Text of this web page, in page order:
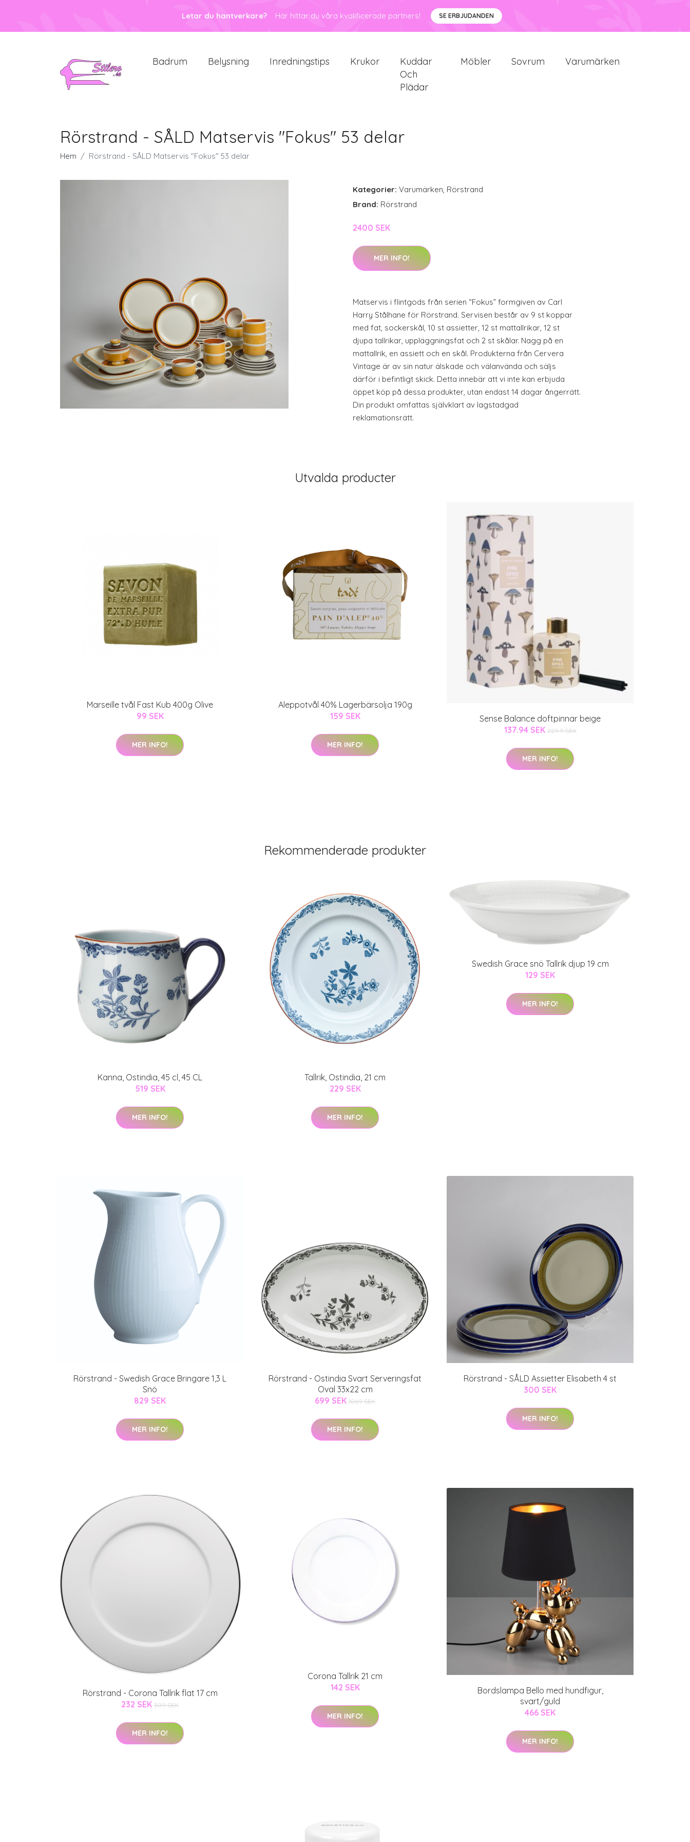
Letar du hantverkare? Här hittar du våra kvalificerade partners! SE ERBJUDANDEN
Badrum Belysning Inredningstips Krukor
Kuddar
Och
Plädar
Möbler Sovrum Varumärken
Rörstrand - SÅLD Matservis "Fokus" 53 delar
Hem Rörstrand - SÅLD Matservis "Fokus" 53 delar
Kategorier: Varumärken, Rörstrand
Brand: Rörstrand
2400 SEK
MER INFO!
Matservis i flintgods från serien “Fokus” formgiven av Carl
Harry Stålhane för Rörstrand. Servisen består av 9 st koppar
med fat, sockerskål, 10 st assietter, 12 st mattallrikar, 12 st
djupa tallrikar, uppläggningsfat och 2 st skålar. Nagg på en
mattallrik, en assiett och en skål. Produkterna från Cervera
Vintage är av sin natur älskade och välanvända och säljs
därför i befintligt skick. Detta innebär att vi inte kan erbjuda
öppet köp på dessa produkter, utan endast 14 dagar ångerrätt.
Din produkt omfattas självklart av lagstadgad
reklamationsrätt.
Utvalda producter
Marseille tvål Fast Kub 400g Olive
99 SEK
MER INFO!
Aleppotvål 40% Lagerbärsolja 190g
159 SEK
MER INFO!
Sense Balance doftpinnar beige
137.94 SEK 229.9 SEK
MER INFO!
Rekommenderade produkter
Kanna, Ostindia, 45 cl, 45 CL
519 SEK
MER INFO!
Tallrik, Ostindia, 21 cm
229 SEK
MER INFO!
Swedish Grace snö Tallrik djup 19 cm
129 SEK
MER INFO!
Rörstrand - Swedish Grace Bringare 1,3 L
Snö
829 SEK
MER INFO!
Rörstrand - Ostindia Svart Serveringsfat
Oval 33x22 cm
699 SEK 1069 SEK
MER INFO!
Rörstrand - SÅLD Assietter Elisabeth 4 st
300 SEK
MER INFO!
Rörstrand - Corona Tallrik flat 17 cm
232 SEK 309 SEK
MER INFO!
Corona Tallrik 21 cm
142 SEK
MER INFO!
Bordslampa Bello med hundfigur,
svart/guld
466 SEK
MER INFO!